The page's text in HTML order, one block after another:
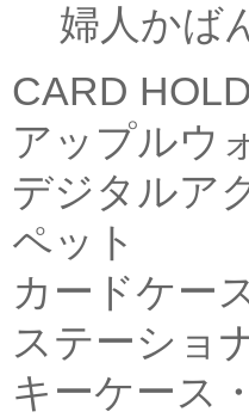
婦人かば
CARD
アップルウ
デジタルア
ペット
カードケー
ステーショ
キーケース